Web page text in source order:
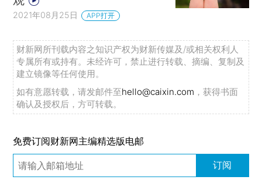
2021年08月25日 APP打开
财新网所刊载内容之知识产权为财新传媒及/或相关权利人
专属所有或持有。未经许可，禁止进行转载、摘编、复制及
建立镜像等任何使用。
如有意愿转载，请发邮件至hello@caixin.com ，获得书面
确认及授权后，方可转载。
免费订阅财新网主编精选版电邮
订阅